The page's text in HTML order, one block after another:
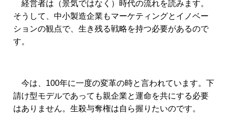
経営者は（景気ではなく）時代の流れを読みます。
そうして、中小製造企業もマーケティングとイノベー
ションの観点で、生き残る戦略を持つ必要があるので
す。
今は、100年に一度の変革の時と言われています。下
請け型モデルであっても親企業と運命を共にする必要
はありません。生殺与奪権は自ら握りたいのです。